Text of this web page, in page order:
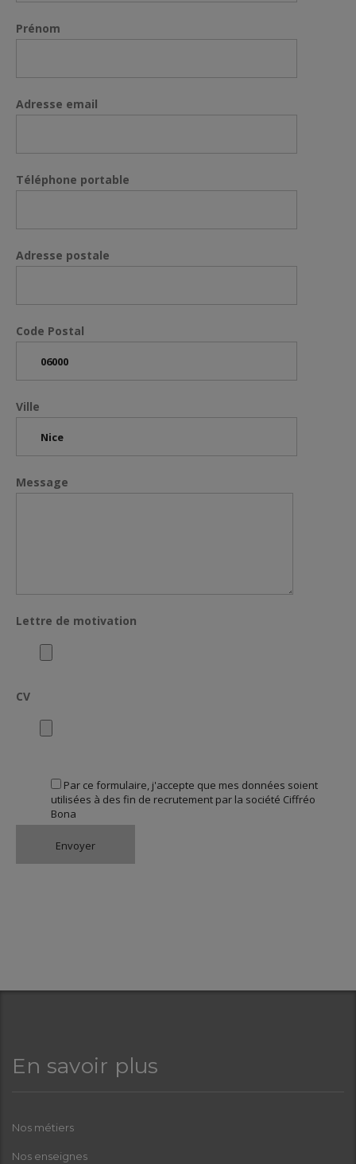
Prénom
Adresse email
Téléphone portable
Adresse postale
Code Postal
Ville
Message
Lettre de motivation
CV
Par ce formulaire, j'accepte que mes données soient
utilisées à des fin de recrutement par la société Ciffréo
Bona
En savoir plus
Nos métiers
Nos enseignes